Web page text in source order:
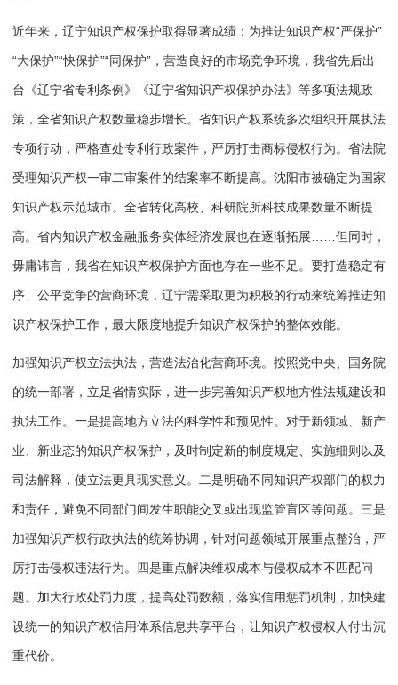
近年来，辽宁知识产权保护取得显著成绩：为推进知识产权“严保护”
“大保护”“快保护”“同保护”，营造良好的市场竞争环境，我省先后出
台《辽宁省专利条例》《辽宁省知识产权保护办法》等多项法规政
策，全省知识产权数量稳步增长。省知识产权系统多次组织开展执法
专项行动，严格查处专利行政案件，严厉打击商标侵权行为。省法院
受理知识产权一审二审案件的结案率不断提高。沈阳市被确定为国家
知识产权示范城市。全省转化高校、科研院所科技成果数量不断提
高。省内知识产权金融服务实体经济发展也在逐渐拓展……但同时，
毋庸讳言，我省在知识产权保护方面也存在一些不足。要打造稳定有
序、公平竞争的营商环境，辽宁需采取更为积极的行动来统筹推进知
识产权保护工作，最大限度地提升知识产权保护的整体效能。
加强知识产权立法执法，营造法治化营商环境。按照党中央、国务院
的统一部署，立足省情实际，进一步完善知识产权地方性法规建设和
执法工作。一是提高地方立法的科学性和预见性。对于新领域、新产
业、新业态的知识产权保护，及时制定新的制度规定、实施细则以及
司法解释，使立法更具现实意义。二是明确不同知识产权部门的权力
和责任，避免不同部门间发生职能交叉或出现监管盲区等问题。三是
加强知识产权行政执法的统筹协调，针对问题领域开展重点整治，严
厉打击侵权违法行为。四是重点解决维权成本与侵权成本不匹配问
题。加大行政处罚力度，提高处罚数额，落实信用惩罚机制，加快建
设统一的知识产权信用体系信息共享平台，让知识产权侵权人付出沉
重代价。